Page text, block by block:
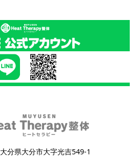
分県大分市大字光吉549-1